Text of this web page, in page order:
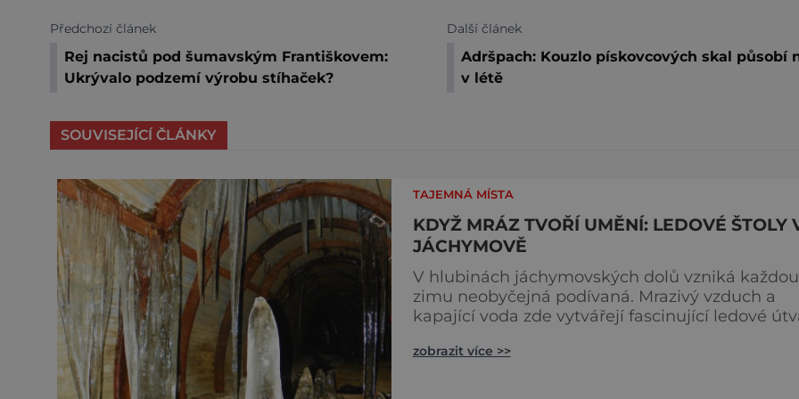
Předchozí článek
Rej nacistů pod šumavským Františkovem:
Ukrývalo podzemí výrobu stíhaček?
Další článek
Adršpach: Kouzlo pískovcových skal působí
v létě
SOUVISEJÍCÍ ČLÁNKY
TAJEMNÁ MÍSTA
KDYŽ MRÁZ TVOŘÍ UMĚNÍ: LEDOVÉ ŠTOLY
JÁCHYMOVĚ
V hlubinách jáchymovských dolů vzniká každou
zimu neobyčejná podívaná. Mrazivý vzduch a
kapající voda zde vytvářejí fascinující ledové
„ledové království“ však s příchodem jara rychle
zobrazit více >>